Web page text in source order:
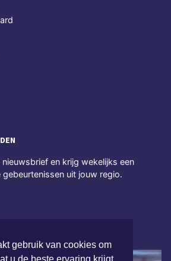
gebruik van cookies om
en krijg wekelijks een
uit jouw regio.